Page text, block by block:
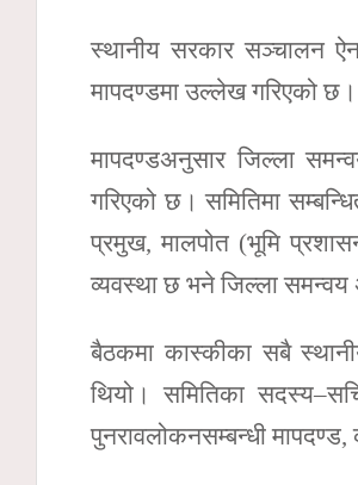
स्थानीय सरकार सञ्चालन
मापदण्डमा उल्लेख गरिएको छ।
मापदण्डअनुसार जिल्ला
गरिएको छ। समितिमा
प्रमुख, मालपोत (भूमि
व्यवस्था छ भने जिल्ला
बैठकमा कास्कीका सबै
थियो। समितिका
पुनरावलोकनसम्बन्धी मापदण्ड,